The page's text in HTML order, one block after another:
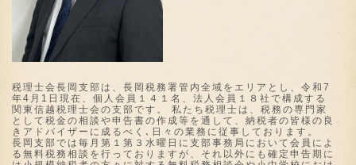
税理士会長岡支部は、長岡税務署管内全域をエリアとし、令和7
年4月1日現在、個人会員１４１名、法人会員１８社で構成する
関東信越税理士会の支部です。 私たち税理士は、税務の専門家
として税金の相談や申告書の作成等を通して、納税者の皆様の良
きアドバイザーに成るべく､日々の業務に従事しております。
長岡支部では毎月第１第３水曜日に支部事務局において会員によ
る無料税務相談を行っておりますが、それ以外にも確定申告期に